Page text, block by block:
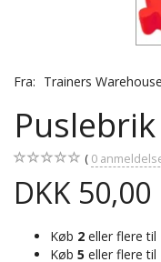
Fra: Trainers Warehouse
0
DKK 50,00
Køb 2 eller flere til
Køb 5 eller flere til